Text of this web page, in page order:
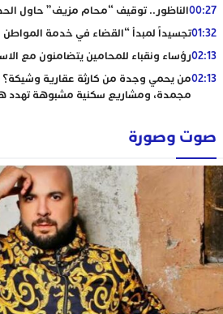
00:27الناظور.. توقيف “محام مزيف” حاول
01:32تجسيداً لمبدأ “القضاء في خدمة المواطن
02:13رؤساء ونقباء للمحامين يتضامنون مع
02:13من يحمي وجدة من كارثة عقارية وشيكة؟
مجمدة، ومشاريع سكنية مشبوهة تهدد
صوت وصورة